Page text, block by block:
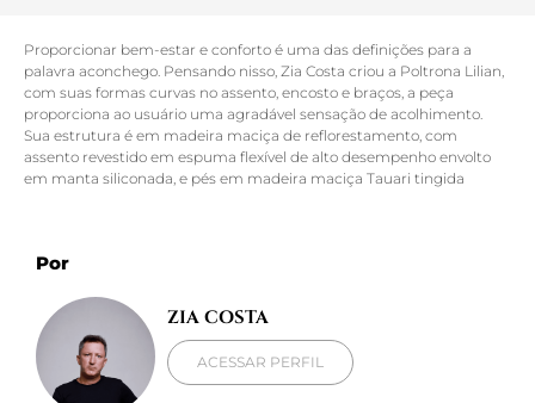
Proporcionar bem-estar e conforto é uma das definições para a
palavra aconchego. Pensando nisso, Zia Costa criou a Poltrona Lilian,
com suas formas curvas no assento, encosto e braços, a peça
proporciona ao usuário uma agradável sensação de acolhimento.
Sua estrutura é em madeira maciça de reflorestamento, com
assento revestido em espuma flexível de alto desempenho envolto
em manta siliconada, e pés em madeira maciça Tauari tingida
Por
ZIA COSTA
ACESSAR PERFIL